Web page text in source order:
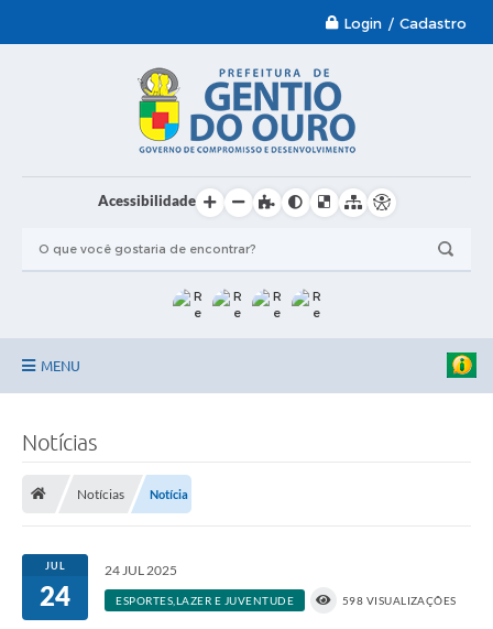
Login / Cadastro
Acessibilidade
MENU
Nossa Cidade
Contato
Notícias
Notícias Notícia
JUL
24
24 JUL 2025
ESPORTES,LAZER E JUVENTUDE 598 VISUALIZAÇÕES